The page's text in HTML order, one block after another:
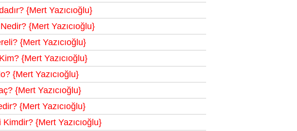
{Mert Yazıcıoğlu}
{Mert Yazıcıoğlu}
{Mert Yazıcıoğlu}
{Mert Yazıcıoğlu}
{Mert Yazıcıoğlu}
{Mert Yazıcıoğlu}
{Mert Yazıcıoğlu}
{Mert Yazıcıoğlu}